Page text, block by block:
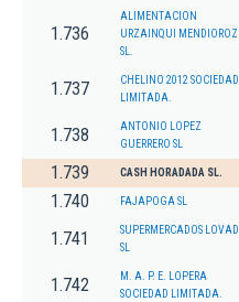
1.736
ALIMENTACION
URZAINQUI MENDIOROZ
SL.
1.737
CHELINO 2012 SOCIEDAD
LIMITADA.
1.738
ANTONIO LOPEZ
GUERRERO SL
1.739 CASH HORADADA SL.
1.740 FAJAPOGA SL
1.741
SUPERMERCADOS LOVADI
SL
1.742
M. A. P. E. LOPERA
SOCIEDAD LIMITADA.